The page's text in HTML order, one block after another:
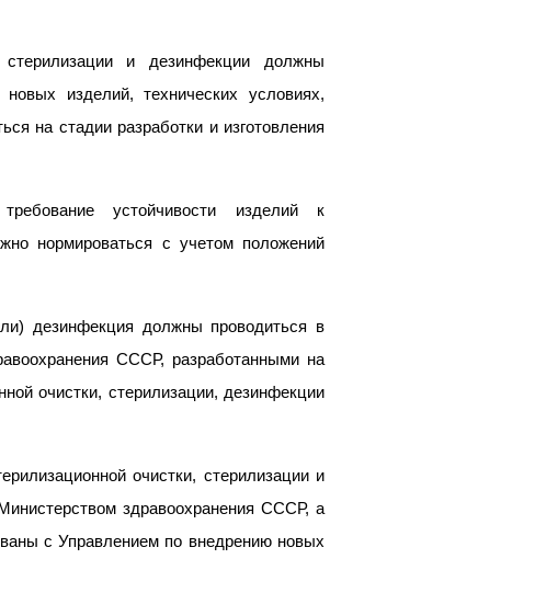
и дезинфекции должны
изделий, технических условиях,
на стадии разработки и изготовления
устойчивости изделий к
нормироваться с учетом положений
дезинфекция должны проводиться в
СССР, разработанными на
очистки, стерилизации, дезинфекции
очистки, стерилизации и
здравоохранения СССР, а
с Управлением по внедрению новых